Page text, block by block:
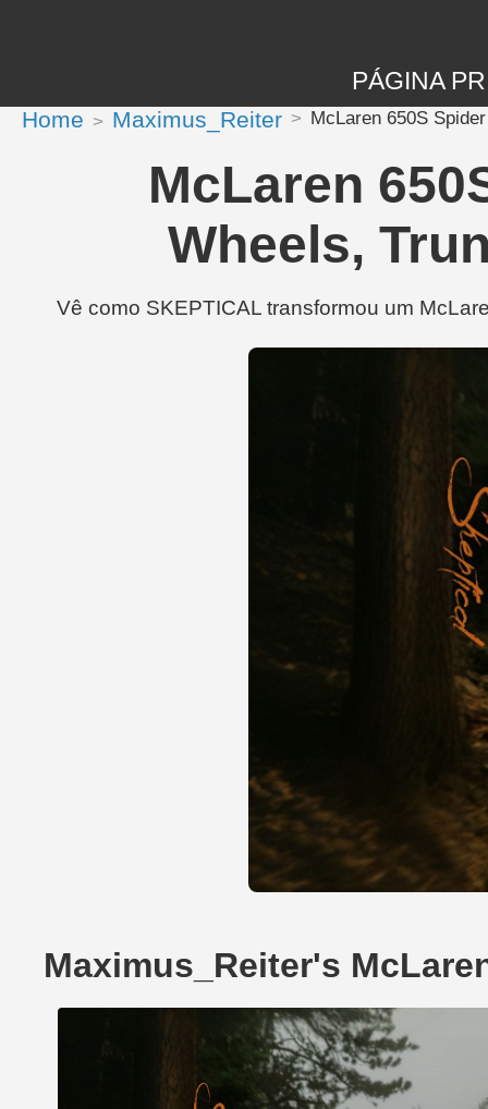
PÁGINA
Home Maximus_Reiter McLaren 650S
McLaren
Wheels,
Vê como SKEPTICAL transformou um
Maximus_Reiter's